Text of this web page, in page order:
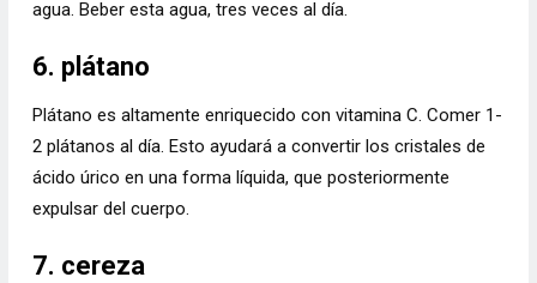
agua. Beber esta agua, tres veces al día.
6. plátano
Plátano es altamente enriquecido con vitamina C. Comer 1-
2 plátanos al día. Esto ayudará a convertir los cristales de
ácido úrico en una forma líquida, que posteriormente
expulsar del cuerpo.
7. cereza